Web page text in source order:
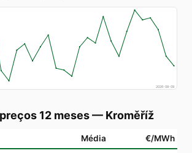
2026-08-09
12 meses— Kroměříž
Média €/MWh